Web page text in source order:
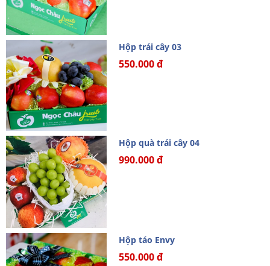
Hộp trái cây 03
550.000 đ
Hộp quà trái cây 04
990.000 đ
Hộp táo Envy
550.000 đ